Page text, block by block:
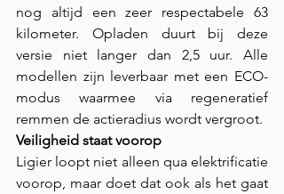
nog altijd een zeer respectabele 63
kilometer. Opladen duurt bij deze
versie niet langer dan 2,5 uur. Alle
modellen zijn leverbaar met een ECO-
modus waarmee via regeneratief
remmen de actieradius wordt vergroot.
Veiligheid staat voorop
Ligier loopt niet alleen qua elektrificatie
voorop, maar doet dat ook als het gaat